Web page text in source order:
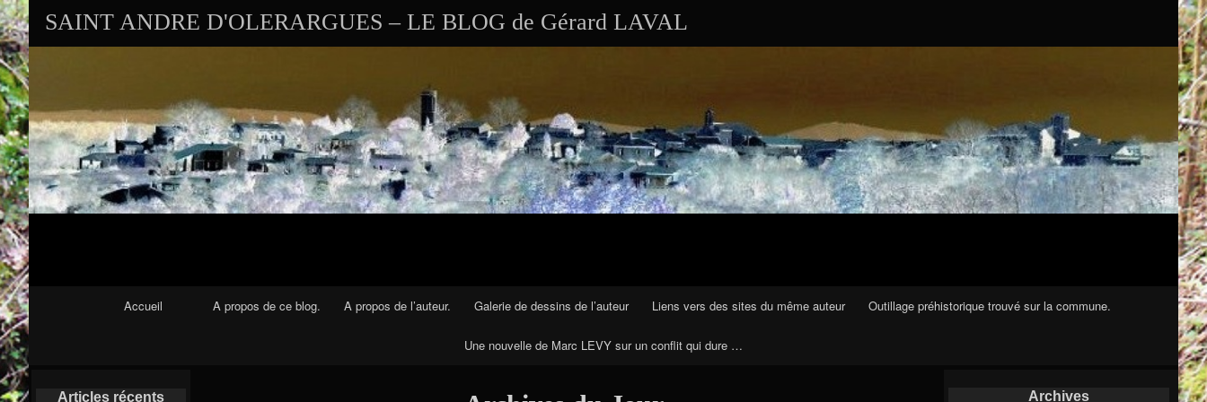
SAINT ANDRE D'OLERARGUES – LE BLOG de Gérard LAVAL
Navigation Principale
Accueil A propos de ce blog. A propos de l’auteur. Galerie de dessins de l’auteur Liens vers des sites du même auteur Outillage préhistorique trouvé sur la commune.
Une nouvelle de Marc LEVY sur un conflit qui dure …
Archives
Articles récents